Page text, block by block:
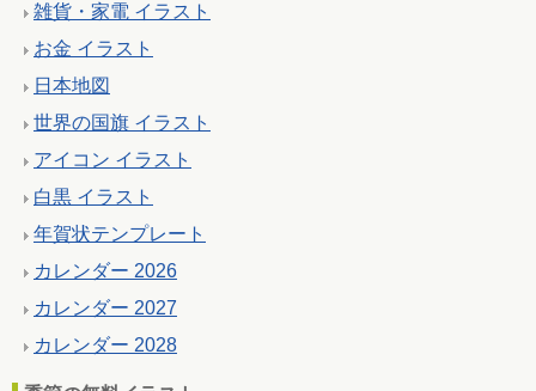
雑貨・家電 イラスト
お金 イラスト
日本地図
世界の国旗 イラスト
アイコン イラスト
白黒 イラスト
年賀状テンプレート
カレンダー 2026
カレンダー 2027
カレンダー 2028